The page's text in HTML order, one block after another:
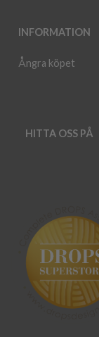
INFORMATION
Ångra köpet
HITTA OSS PÅ